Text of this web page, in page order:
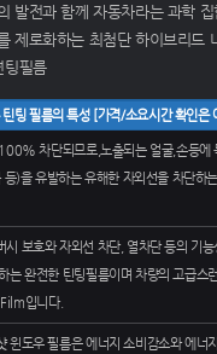
발전과 함께 자동차라는 과학 집
제로화하는 최첨단 하이브리드
팅필름
팅 필름의 특성 [가격/소요시간 확인은
차단되므로,노출되는 얼굴,손등에
등)을 유발하는 유해한 자외선을 차단하
시 보호와 자외선 차단, 열차단 등의 기
는 완전한 틴팅필름이며 차량의 고급스
입니다.
윈도우 필름은 에너지 소비감소와 에너